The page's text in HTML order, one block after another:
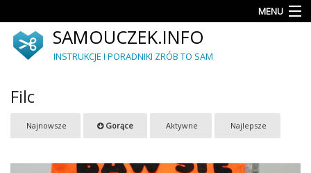
MENU
Porady
dodatki
Ogród
SAMOUCZEK.INFO
INSTRUKCJE I PORADNIKI ZRÓB TO SAM
Filc
Najnowsze Gorące Aktywne Najlepsze